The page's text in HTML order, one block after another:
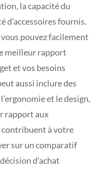
la capacité du
d’accessoires fournis.
pouvez facilement
meilleur rapport
et vos besoins
aussi inclure des
et le design,
rapport aux
contribuent à votre
sur un comparatif
d’achat